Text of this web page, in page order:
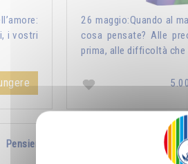
i vostri
26 maggio:Quando al
cosa pensate? Alle
prima, alle difficoltà
Pensieri Quotidiani 2021